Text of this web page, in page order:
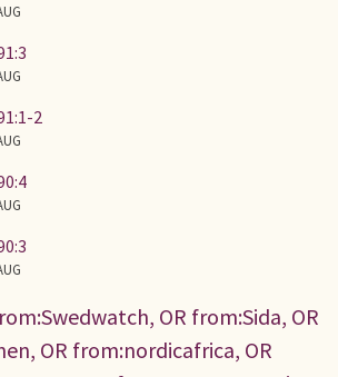
2
OR from:Sida, OR
OR from:nordicafrica, OR